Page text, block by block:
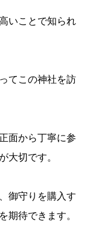
いことで知られ
てこの神社を訪
面から丁寧に参
大切です。
御守りを購入す
期待できます。